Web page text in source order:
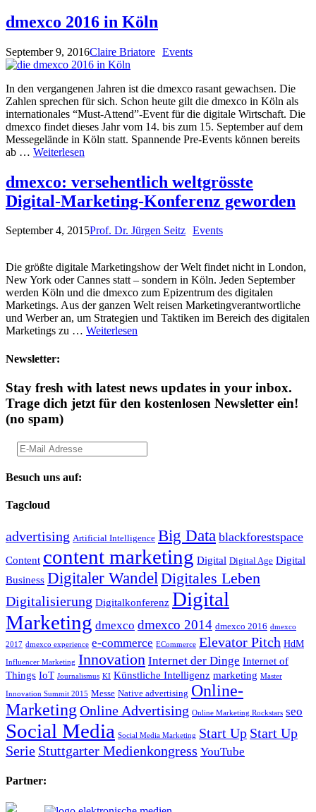
dmexco 2016 in Köln
September 9, 2016Claire Briatore Events
In den vergangenen Jahren ist die dmexco rasant gewachsen. Die
Zahlen sprechen für sich. Schon heute gilt die dmexco in Köln als
internationales “Must-Attend”-Event für die digitale Wirtschaft. Die
dmexco findet dieses Jahr vom 14. bis zum 15. September auf dem
Messegelände in Köln statt. Spannende Pre-Events können bereits
ab … Weiterlesen
dmexco: versehentlich weltgrösste
Digital-Marketing-Konferenz geworden
September 4, 2015Prof. Dr. Jürgen Seitz Events
Die größte digitale Marketingshow der Welt findet nicht in London,
New York oder Cannes statt – sondern in Köln. Jeden September
werden Köln und die dmexco zum Epizentrum des digitalen
Marketings. Aus der ganzen Welt reisen Marketingverantwortliche
und Werber an, um Strategien und Taktiken im Bereich des digitalen
Marketings zu … Weiterlesen
Newsletter:
Stay fresh with latest news updates in your inbox.
Trage dich jetzt für den kostenlosen Newsletter ein!
(no spam)
Besuch uns auf:
Tagcloud
advertising Artificial Intelligence Big Data blackforestspace
Content content marketing Digital Digital Age Digital
Business Digitaler WandelDigitales Leben
Digitalisierung Digitalkonferenz Digital
Marketing dmexco dmexco 2014 dmexco 2016 dmexco
2017 dmexco experience e-commerce ECommerce Elevator Pitch HdM
Influencer Marketing Innovation Internet der Dinge Internet of
Things IoT Journalismus KI Künstliche Intelligenz marketing Master
Innovation Summit 2015 Messe Native advertising Online-
MarketingOnline Advertising Online Marketing Rockstars seo
Social Media Social Media Marketing Start Up Start Up
Serie Stuttgarter Medienkongress YouTube
Partner: